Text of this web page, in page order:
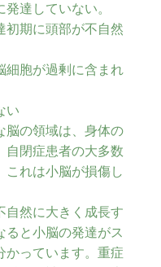
達していない。
初期に頭部が不自然
細胞が過剰に含まれ
い
脳の領域は、身体の
自閉症患者の大多数
これは小脳が損傷し
自然に大きく成長す
ると小脳の発達がス
かっています。重症